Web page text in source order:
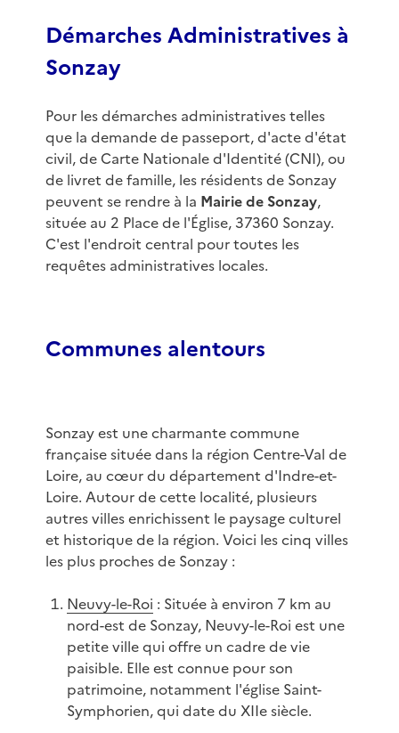
Démarches Administratives à
Sonzay
Pour les démarches administratives telles
que la demande de passeport, d'acte d'état
civil, de Carte Nationale d'Identité (CNI), ou
de livret de famille, les résidents de Sonzay
peuvent se rendre à la Mairie de Sonzay,
située au 2 Place de l'Église, 37360 Sonzay.
C'est l'endroit central pour toutes les
requêtes administratives locales.
Communes alentours
Sonzay est une charmante commune
française située dans la région Centre-Val de
Loire, au cœur du département d'Indre-et-
Loire. Autour de cette localité, plusieurs
autres villes enrichissent le paysage culturel
et historique de la région. Voici les cinq villes
les plus proches de Sonzay :
Neuvy-le-Roi : Située à environ 7 km au
nord-est de Sonzay, Neuvy-le-Roi est une
petite ville qui offre un cadre de vie
paisible. Elle est connue pour son
patrimoine, notamment l'église Saint-
Symphorien, qui date du XIIe siècle.